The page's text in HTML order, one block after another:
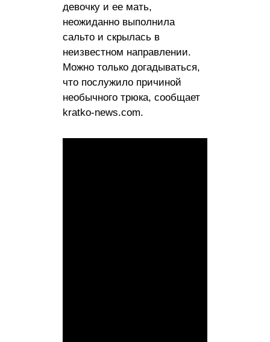
девочку и ее мать,
неожиданно выполнила
сальто и скрылась в
неизвестном направлении.
Можно только догадываться,
что послужило причиной
необычного трюка, сообщает
kratko-news.com.